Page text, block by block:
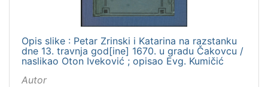
Opis slike : Petar Zrinski i Katarina na razstanku
dne 13. travnja god[ine] 1670. u gradu Čakovcu /
naslikao Oton Iveković ; opisao Evg. Kumičić
Autor